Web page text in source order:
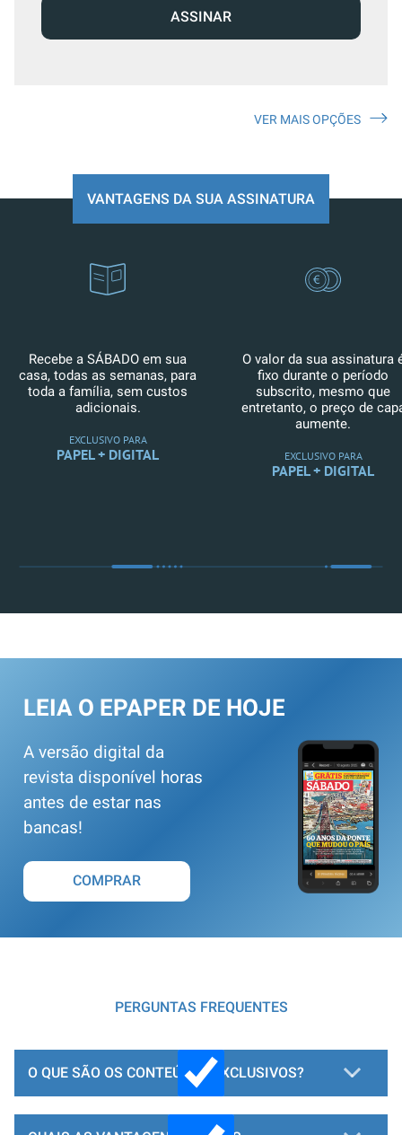
ASSINAR
VER MAIS OPÇÕES
VANTAGENS DA SUA ASSINATURA
Recebe a SÁBADO em sua
casa, todas as semanas, para
toda a família, sem custos
adicionais.
EXCLUSIVO PARA
PAPEL + DIGITAL
O valor da sua assinatura
fixo durante o período
subscrito, mesmo que
entretanto, o preço de
aumente.
EXCLUSIVO PARA
PAPEL + DIGITAL
LEIA O EPAPER DE HOJE
A versão digital da
revista disponível horas
antes de estar nas
bancas!
COMPRAR
PERGUNTAS FREQUENTES
O QUE SÃO OS CONTEÚDOS EXCLUSIVOS?